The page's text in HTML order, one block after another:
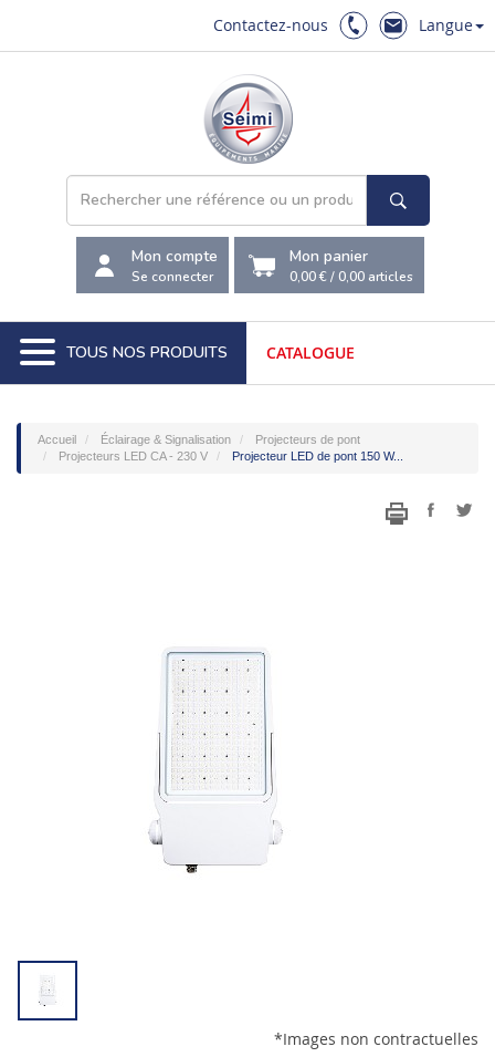
Contactez-nous Langue
Mon compte
Se connecter
Mon panier
0,00 €/0,00 articles
TOUS NOS PRODUITS CATALOGUE
Accueil Éclairage & Signalisation
Projecteurs de pont
Projecteurs LED CA - 230 V
Projecteur LED de pont 150 W...
*Images non contractuelles